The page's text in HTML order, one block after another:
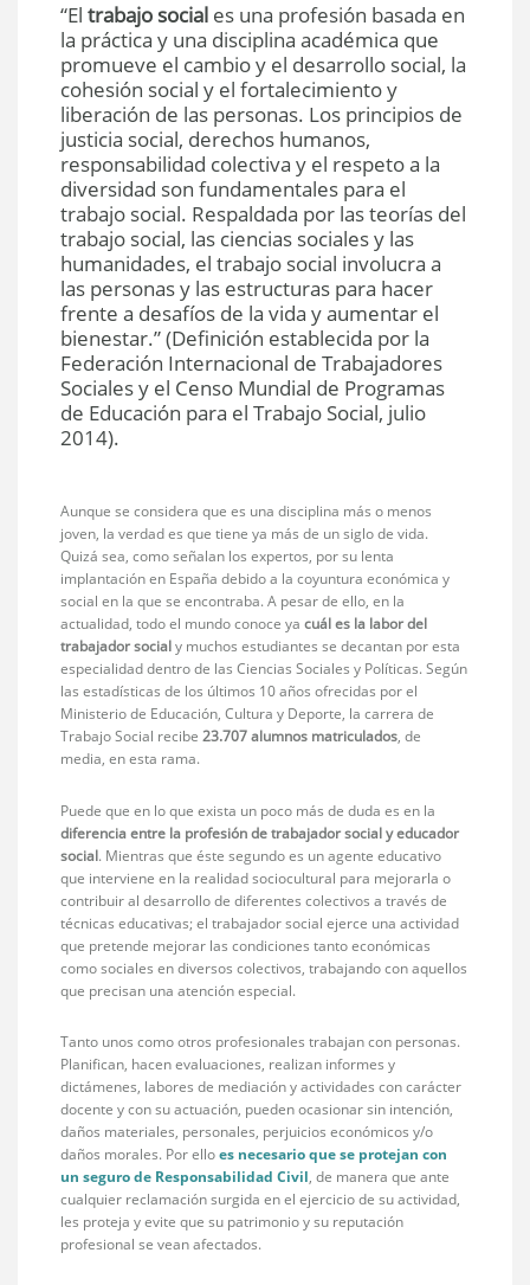
“Eltrabajo social es una profesión basada en
la práctica y una disciplina académica que
promueve el cambio y el desarrollo social, la
cohesión social y el fortalecimiento y
liberación de las personas. Los principios de
justicia social, derechos humanos,
responsabilidad colectiva y el respeto a la
diversidad son fundamentales para el
trabajo social. Respaldada por las teorías del
trabajo social, las ciencias sociales y las
humanidades, el trabajo social involucra a
las personas y las estructuras para hacer
frente a desafíos de la vida y aumentar el
bienestar.” (Definición establecida por la
Federación Internacional de Trabajadores
Sociales y el Censo Mundial de Programas
de Educación para el Trabajo Social, julio
2014).
Aunque se considera que es una disciplina más o menos
joven, la verdad es que tiene ya más de un siglo de vida.
Quizá sea, como señalan los expertos, por su lenta
implantación en España debido a la coyuntura económica y
social en la que se encontraba. A pesar de ello, en la
actualidad, todo el mundo conoce yacuál es la labor del
trabajador socialy muchos estudiantes se decantan por esta
especialidad dentro de las Ciencias Sociales y Políticas. Según
las estadísticas de los últimos 10 años ofrecidas por el
Ministerio de Educación, Cultura y Deporte, la carrera de
Trabajo Social recibe23.707 alumnos matriculados, de
media, en esta rama.
Puede que en lo que exista un poco más de duda es en la
diferencia entre la profesión de trabajador social y educador
social. Mientras que éste segundo es un agente educativo
que interviene en la realidad sociocultural para mejorarla o
contribuir al desarrollo de diferentes colectivos a través de
técnicas educativas; el trabajador social ejerce una actividad
que pretende mejorar las condiciones tanto económicas
como sociales en diversos colectivos, trabajando con aquellos
que precisan una atención especial.
Tanto unos como otros profesionales trabajan con personas.
Planifican, hacen evaluaciones, realizan informes y
dictámenes, labores de mediación y actividades con carácter
docente y con su actuación, pueden ocasionar sin intención,
daños materiales, personales, perjuicios económicos y/o
daños morales. Por elloes necesario que se protejan con
unseguro de Responsabilidad Civil, de manera que ante
cualquier reclamación surgida en el ejercicio de su actividad,
les proteja y evite que su patrimonio y su reputación
profesional se vean afectados.